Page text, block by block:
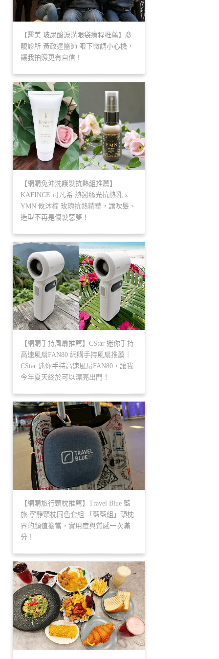
【醫美 玻尿酸淚溝眼袋療程推薦】彥
靚診所 黃政達醫師 眼下微調小心機，
讓我拍照更有自信！
【網購免沖洗護髮抗熱組推薦】
KAFINCE 可凡希 熱戀絲光抗熱乳 x
YMN 攸沐橣 玫瑰抗熱精華，讓吹髮、
造型不再是傷髮惡夢！
【網購手持風扇推薦】CStar 迷你手持
高速風扇FAN80 網購手持風扇推薦｜
CStar 迷你手持高速風扇FAN80，讓我
今年夏天終於可以漂亮出門！
【網購旅行頸枕推薦】Travel Blue 藍
旅 寧靜頸枕同色套組 「藍藍組」頸枕
界的顏值擔當，實用度與質感一次滿
分！